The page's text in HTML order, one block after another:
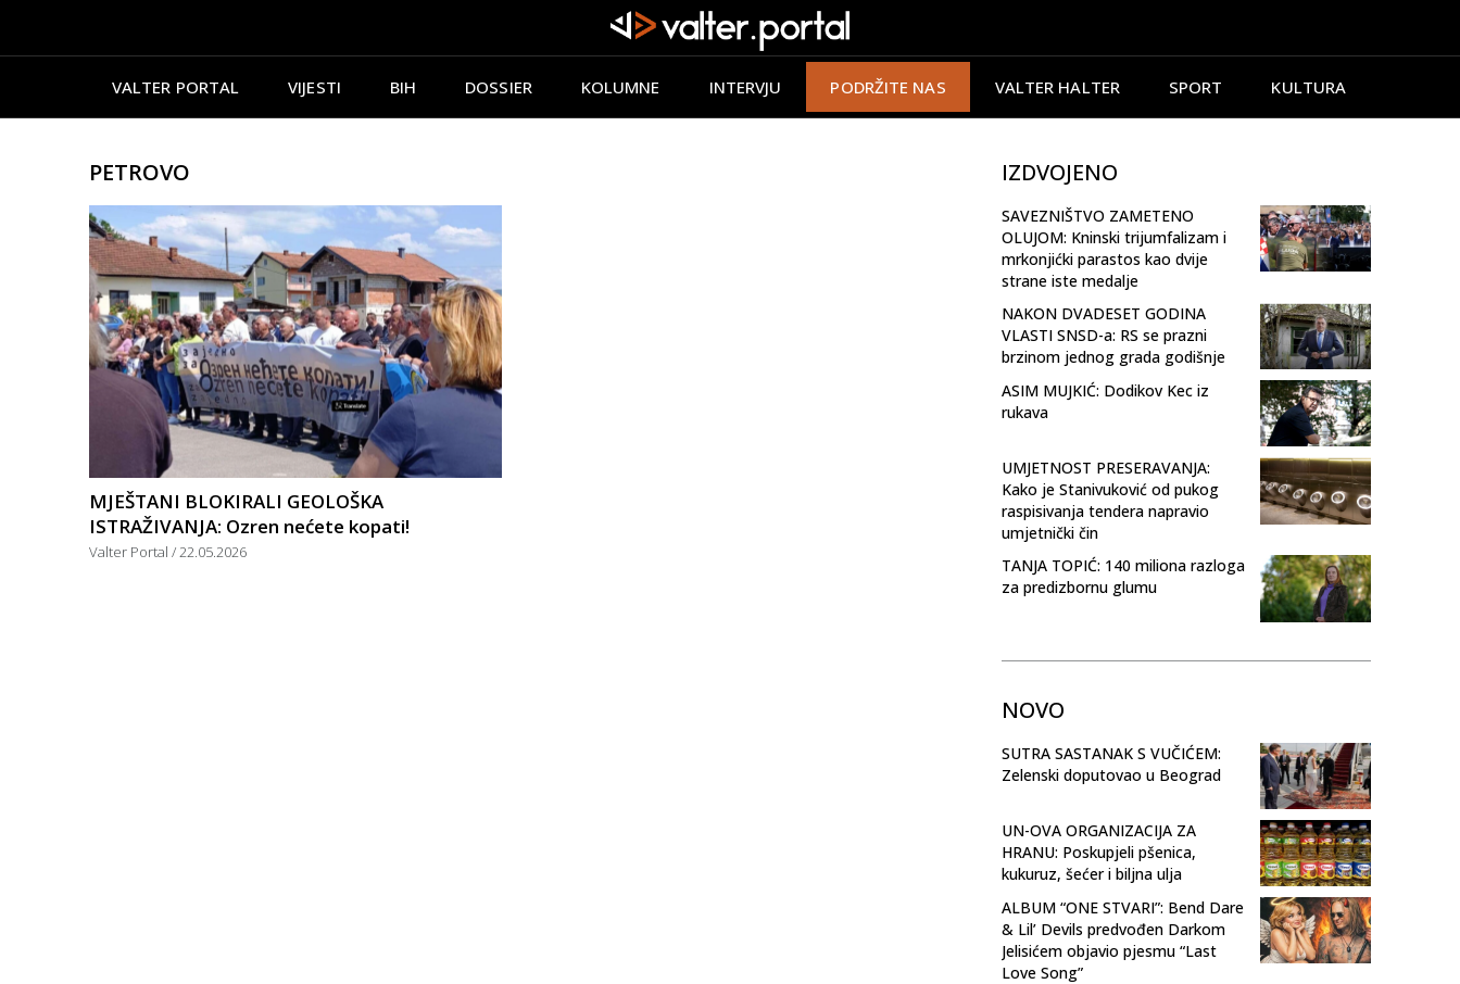
VALTER PORTAL VIJESTI BIH DOSSIER KOLUMNE INTERVJU PODRŽITE NAS VALTER HALTER SPORT KULTURA
PETROVO
MJEŠTANI BLOKIRALI GEOLOŠKA
ISTRAŽIVANJA: Ozren nećete kopati!
Valter Portal 22.05.2026
IZDVOJENO
SAVEZNIŠTVO ZAMETENO
OLUJOM: Kninski trijumfalizam i
mrkonjićki parastos kao dvije
strane iste medalje
NAKON DVADESET GODINA
VLASTI SNSD-a: RS se prazni
brzinom jednog grada godišnje
ASIM MUJKIĆ: Dodikov Kec iz
rukava
UMJETNOST PRESERAVANJA:
Kako je Stanivuković od pukog
raspisivanja tendera napravio
umjetnički čin
TANJA TOPIĆ: 140 miliona razloga
za predizbornu glumu
NOVO
SUTRA SASTANAK S VUČIĆEM:
Zelenski doputovao u Beograd
UN-OVA ORGANIZACIJA ZA
HRANU: Poskupjeli pšenica,
kukuruz, šećer i biljna ulja
ALBUM “ONE STVARI”: Bend Dare
& Lil’ Devils predvođen Darkom
Jelisićem objavio pjesmu “Last
Love Song”